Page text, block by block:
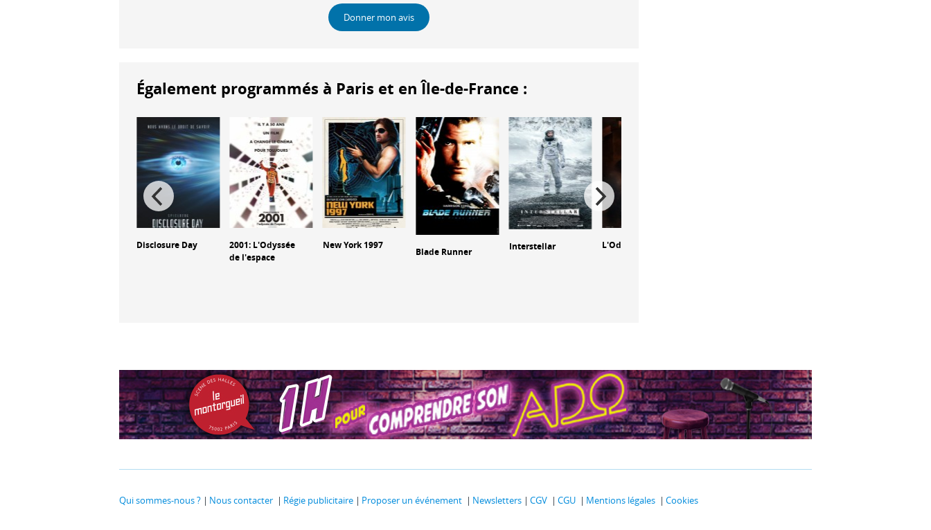
Donner mon avis
Également programmés à Paris et en Île-de-France :
Disclosure Day
2001: L'Odyssée
de l'espace
New York 1997
Blade Runner Interstellar L'Odyssée
Qui sommes-nous ? Nous contacter Régie publicitaire Proposer un événement Newsletters CGV CGU Mentions légales Cookies